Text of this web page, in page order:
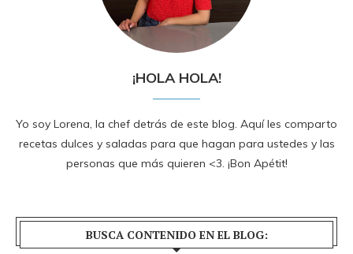
¡HOLA HOLA!
Yo soy Lorena, la chef detrás de este blog. Aquí les comparto
recetas dulces y saladas para que hagan para ustedes y las
personas que más quieren <3. ¡Bon Apétit!
BUSCA CONTENIDO EN EL BLOG: